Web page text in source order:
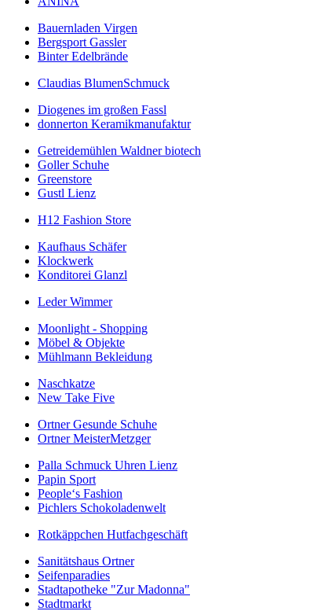
Bauernladen Virgen
Bergsport Gassler
Binter Edelbrände
Claudias BlumenSchmuck
Diogenes im großen Fassl
donnerton Keramikmanufaktur
Getreidemühlen Waldner biotech
Goller Schuhe
Greenstore
Gustl Lienz
H12 Fashion Store
Kaufhaus Schäfer
Klockwerk
Konditorei Glanzl
Leder Wimmer
Moonlight - Shopping
Möbel & Objekte
Mühlmann Bekleidung
Naschkatze
New Take Five
Ortner Gesunde Schuhe
Ortner MeisterMetzger
Palla Schmuck Uhren Lienz
Papin Sport
People‘s Fashion
Pichlers Schokoladenwelt
Rotkäppchen Hutfachgeschäft
Sanitätshaus Ortner
Seifenparadies
Stadtapotheke "Zur Madonna"
Stadtmarkt